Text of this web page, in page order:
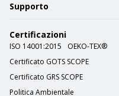
Supporto
Certificazioni
ISO 14001:2015
OEKO-TEX®
Certificato GOTS SCOPE
Certificato GRS SCOPE
Politica Ambientale